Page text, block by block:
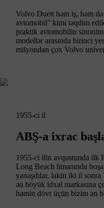
Volvo Duett həm iş, həm
avtomobil” kimi təqdim
praktik avtomobilin
modellər arasında birinci
milyondan çox Volvo
1955-ci il
ABŞ-a ixrac
1955-ci ilin avqustunda ilk
Long Beach limanında
yanaşdılar, lakin iki il
ən böyük idxal markasına
həmin dövr üçün bizim ən